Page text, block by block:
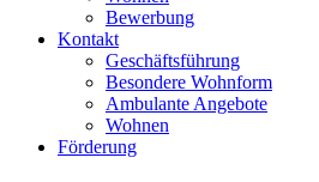
Bewerbung
Kontakt
Geschäftsführung
Besondere Wohnform
Ambulante Angebote
Wohnen
Förderung